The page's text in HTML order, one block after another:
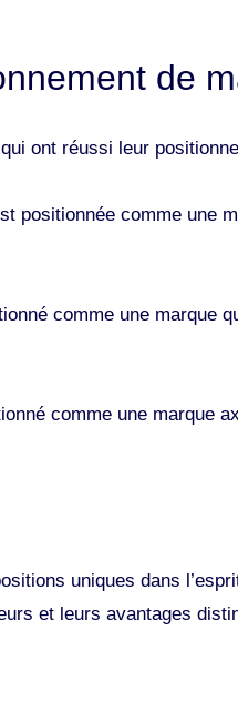
de
ont réussi leur
positionnée comme une
comme une marque
comme une marque
uniques dans
et leurs avantages